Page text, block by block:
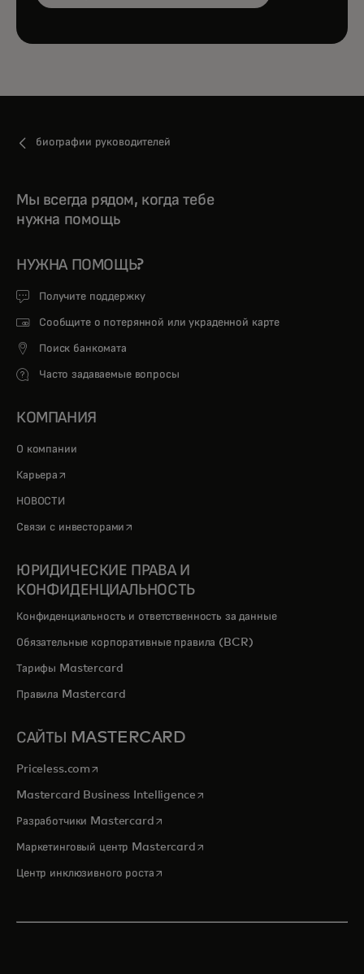
биографии руководителей
Мы всегда рядом, когда тебе
нужна помощь
НУЖНА ПОМОЩЬ?
Получите поддержку
Сообщите о потерянной или украденной карте
Поиск банкомата
Часто задаваемые вопросы
КОМПАНИЯ
О компании
Карьера opens in a new tab
НОВОСТИ
Связи с инвесторами opens in a new tab
ЮРИДИЧЕСКИЕ ПРАВА И
КОНФИДЕНЦИАЛЬНОСТЬ
Конфиденциальность и ответственность за данные
Обязательные корпоративные правила (BCR)
Тарифы Mastercard
Правила Mastercard
САЙТЫ MASTERCARD
Priceless.com opens in a new tab
Mastercard Business Intelligenceopens in a new tab
Разработчики Mastercardopens in a new tab
Маркетинговый центр Mastercardopens in a new tab
Центр инклюзивного ростаopens in a new tab